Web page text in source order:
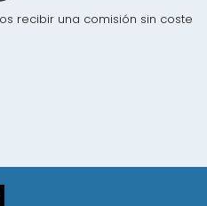
recibir una comisión sin coste